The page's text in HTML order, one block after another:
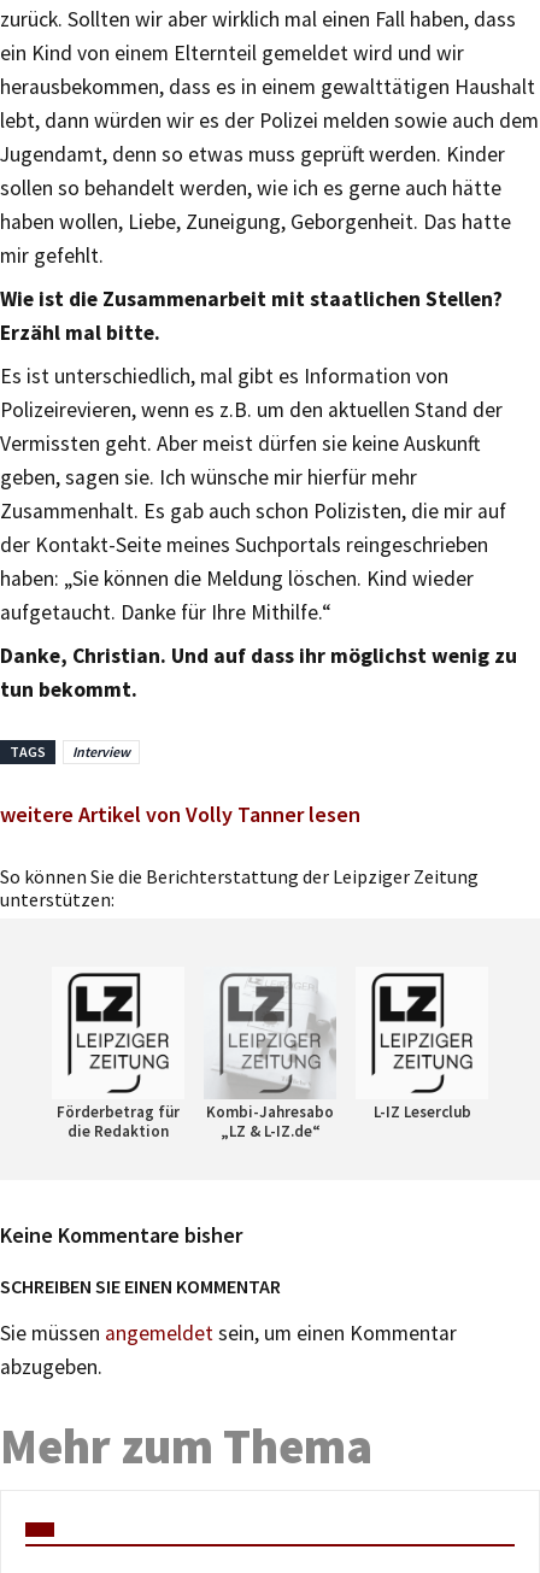
zurück. Sollten wir aber wirklich mal einen Fall haben, dass
ein Kind von einem Elternteil gemeldet wird und wir
herausbekommen, dass es in einem gewalttätigen Haushalt
lebt, dann würden wir es der Polizei melden sowie auch dem
Jugendamt, denn so etwas muss geprüft werden. Kinder
sollen so behandelt werden, wie ich es gerne auch hätte
haben wollen, Liebe, Zuneigung, Geborgenheit. Das hatte
mir gefehlt.
Wie ist die Zusammenarbeit mit staatlichen Stellen?
Erzähl mal bitte.
Es ist unterschiedlich, mal gibt es Information von
Polizeirevieren, wenn es z.B. um den aktuellen Stand der
Vermissten geht. Aber meist dürfen sie keine Auskunft
geben, sagen sie. Ich wünsche mir hierfür mehr
Zusammenhalt. Es gab auch schon Polizisten, die mir auf
der Kontakt-Seite meines Suchportals reingeschrieben
haben: „Sie können die Meldung löschen. Kind wieder
aufgetaucht. Danke für Ihre Mithilfe.“
Danke, Christian. Und auf dass ihr möglichst wenig zu
tun bekommt.
TAGS Interview
weitere Artikel von Volly Tanner lesen
So können Sie die Berichterstattung der Leipziger Zeitung
unterstützen:
Förderbetrag für
die Redaktion
Kombi-Jahresabo
„LZ & L-IZ.de“
L-IZ Leserclub
Keine Kommentare bisher
SCHREIBEN SIE EINEN KOMMENTAR
Sie müssen angemeldetsein, um einen Kommentar
abzugeben.
Mehr zum Thema